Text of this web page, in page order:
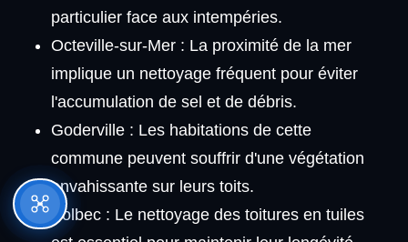
particulier face aux intempéries.
Octeville-sur-Mer : La proximité de la mer
implique un nettoyage fréquent pour éviter
l'accumulation de sel et de débris.
Goderville : Les habitations de cette
commune peuvent souffrir d'une végétation
envahissante sur leurs toits.
Bolbec : Le nettoyage des toitures en tuiles